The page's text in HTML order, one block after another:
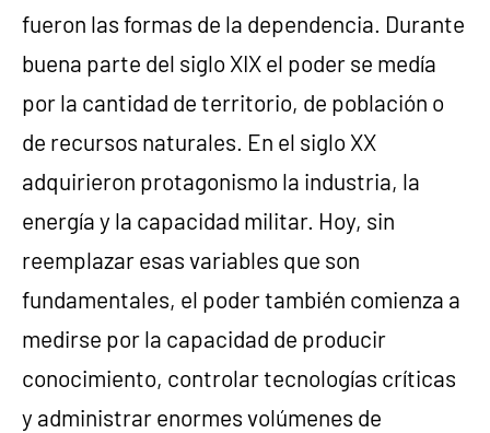
fueron las formas de la dependencia. Durante
buena parte del siglo XIX el poder se medía
por la cantidad de territorio, de población o
de recursos naturales. En el siglo XX
adquirieron protagonismo la industria, la
energía y la capacidad militar. Hoy, sin
reemplazar esas variables que son
fundamentales, el poder también comienza a
medirse por la capacidad de producir
conocimiento, controlar tecnologías críticas
y administrar enormes volúmenes de